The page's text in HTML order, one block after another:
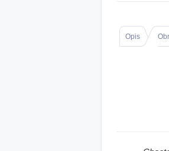
Opis